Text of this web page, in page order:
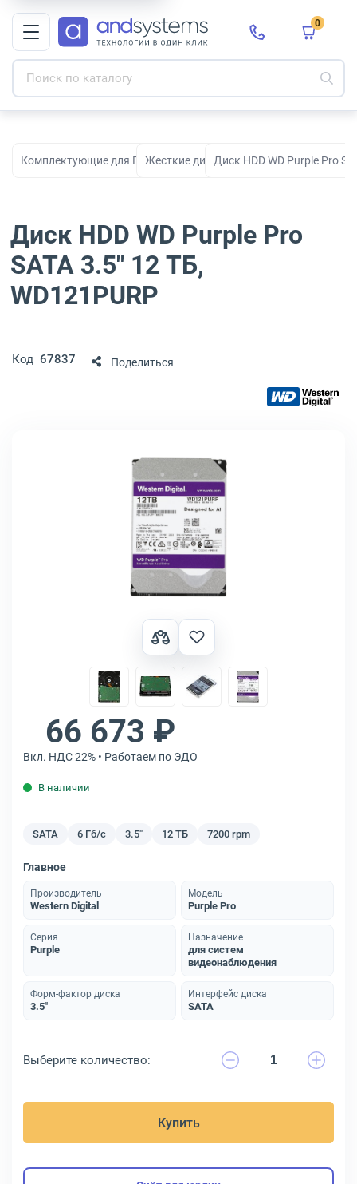
0
Комплектующие для ПК, сборки и модернизации
Жесткие диски HDDДиск HDD WD Purple Pro
Диск HDD WD Purple Pro
SATA 3.5" 12 ТБ,
WD121PURP
Код 67837 Поделиться
66 673 ₽
Вкл. НДС 22% • Работаем по ЭДО
В наличии
SATA 6 Гб/с 3.5" 12 ТБ 7200 rpm
Главное
Производитель
Western Digital
Модель
Purple Pro
Серия
Purple
Назначение
для систем
видеонаблюдения
Форм-фактор диска
3.5"
Интерфейс диска
SATA
Выберите количество:
Купить